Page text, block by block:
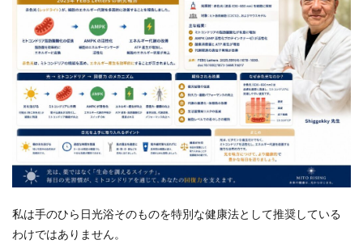
私は手のひら日光浴そのものを特別な健康法として推奨している
わけではありません。